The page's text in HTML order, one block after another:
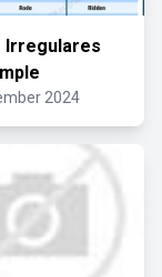
Irregulares
2024